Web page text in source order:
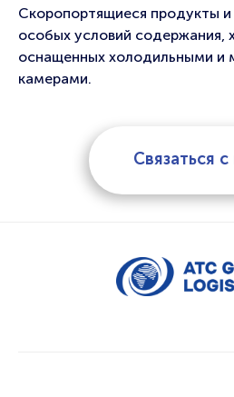
Скоропортящиеся продукты
особых условий содержания,
оснащенных холодильными и
камерами.
Связаться